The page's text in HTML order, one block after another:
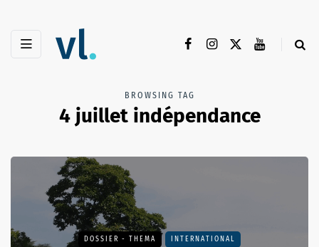
BROWSING TAG
4 juillet indépendance
DOSSIER - THEMA INTERNATIONAL